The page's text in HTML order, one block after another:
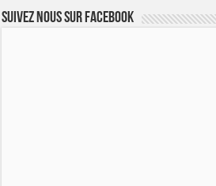
Suivez nous sur Facebook